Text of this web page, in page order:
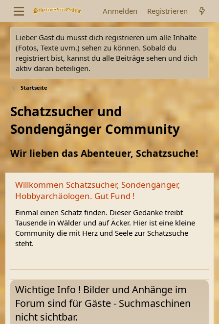
Anmelden Registrieren
Lieber Gast du musst dich registrieren um alle Inhalte
(Fotos, Texte uvm.) sehen zu können. Sobald du
registriert bist, kannst du alle Beiträge sehen und dich
aktiv daran beteiligen.
Startseite
Schatzsucher und
Sondengänger Community
Wir lieben das Abenteuer, Schatzsuche!
Willkommen Schatzsucher, Sondengänger,
Hobbyarchäologen. Gut Fund !
Einmal einen Schatz finden. Dieser Gedanke treibt
Tausende in Wälder und auf Äcker. Hier ist eine kleine
Community die mit Herz und Seele zur Schatzsuche
steht.
Wichtige Info ! Bilder und Anhänge im
Forum sind für Gäste - Suchmaschinen
nicht sichtbar.